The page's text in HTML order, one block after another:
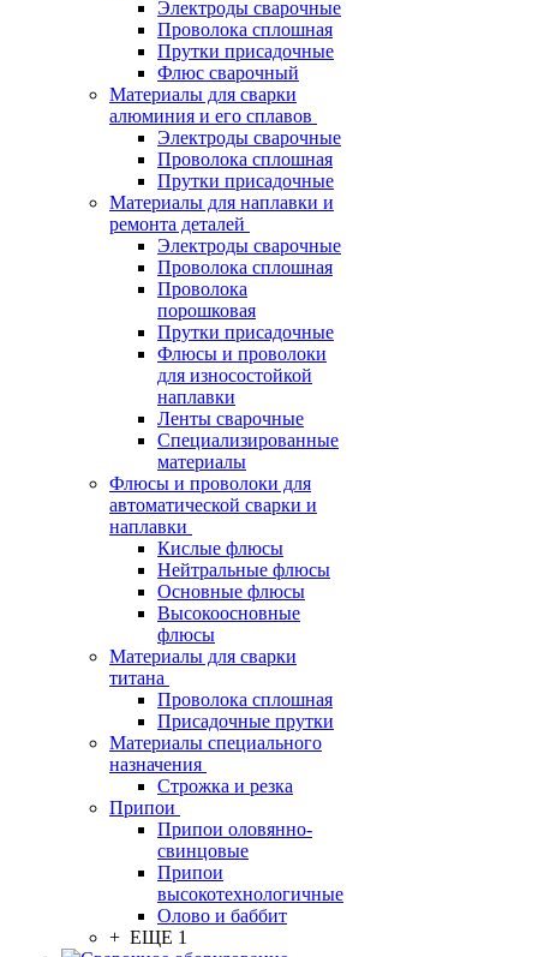
Электроды сварочные
Проволока сплошная
Прутки присадочные
Флюс сварочный
Материалы для сварки
алюминия и его сплавов
Электроды сварочные
Проволока сплошная
Прутки присадочные
Материалы для наплавки и
ремонта деталей
Электроды сварочные
Проволока сплошная
Проволока
порошковая
Прутки присадочные
Флюсы и проволоки
для износостойкой
наплавки
Ленты сварочные
Специализированные
материалы
Флюсы и проволоки для
автоматической сварки и
наплавки
Кислые флюсы
Нейтральные флюсы
Основные флюсы
Высокоосновные
флюсы
Материалы для сварки
титана
Проволока сплошная
Присадочные прутки
Материалы специального
назначения
Строжка и резка
Припои
Припои оловянно-
свинцовые
Припои
высокотехнологичные
Олово и баббит
+ ЕЩЕ 1